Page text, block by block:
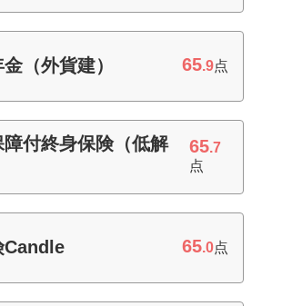
（外貨建） 65.9点
付終身保険（低解
65.7
点
Candle 65.0点